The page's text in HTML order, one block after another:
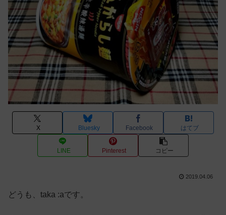
X Bluesky Facebook はてブ
LINE Pinterest コピー
2019.04.06
どうも、taka :aです。